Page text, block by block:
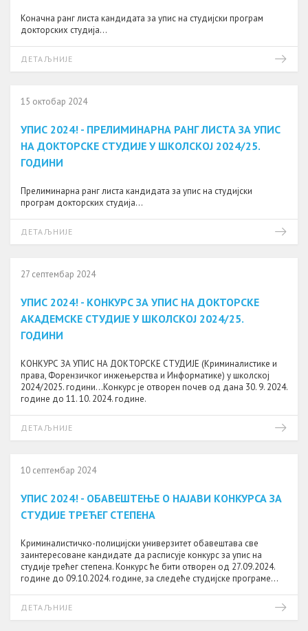
Коначна ранг листа кандидата за упис на студијски програм
докторских студија...
ДЕТАЉНИЈЕ
15 октобар 2024
УПИС 2024! - ПРЕЛИМИНАРНА РАНГ ЛИСТА ЗА УПИС
НА ДОКТОРСКЕ СТУДИЈЕ У ШКОЛСКОЈ 2024/25.
ГОДИНИ
Прелиминарна ранг листа кандидата за упис на студијски
програм докторских студија...
ДЕТАЉНИЈЕ
27 септембар 2024
УПИС 2024! - КОНКУРС ЗА УПИС НА ДОКТОРСКЕ
АКАДЕМСКЕ СТУДИЈЕ У ШКОЛСКОЈ 2024/25.
ГОДИНИ
КОНКУРС ЗА УПИС НА ДОКТОРСКЕ СТУДИЈЕ (Kриминалистике и
права, Форензичког инжењерства и Информатике) у школској
2024/2025. години...Конкурс је отворен почев од дана 30. 9. 2024.
године до 11. 10. 2024. године.
ДЕТАЉНИЈЕ
10 септембар 2024
УПИС 2024! - ОБАВЕШТЕЊЕ О НАЈАВИ КОНКУРСА ЗА
СТУДИЈЕ ТРЕЋЕГ СТЕПЕНА
Криминалистичко-полицијски универзитет обавештава све
заинтересоване кандидате да расписује конкурс за упис на
студије трећег степена. Конкурс ће бити отворен од 27.09.2024.
године до 09.10.2024. године, за следеће студијске програме...
ДЕТАЉНИЈЕ